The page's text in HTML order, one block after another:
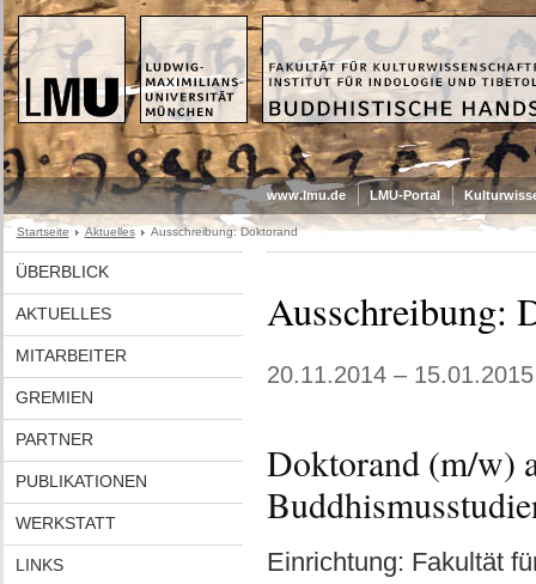
www.lmu.de LMU-Portal
Startseite Aktuelles Ausschreibung: Doktorand
ÜBERBLICK
AKTUELLES
MITARBEITER
GREMIEN
PARTNER
PUBLIKATIONEN
WERKSTATT
LINKS
Ausschreibung:
20.11.2014 – 15.01.2015
Doktorand (m/w)
Einrichtung: Fakultät